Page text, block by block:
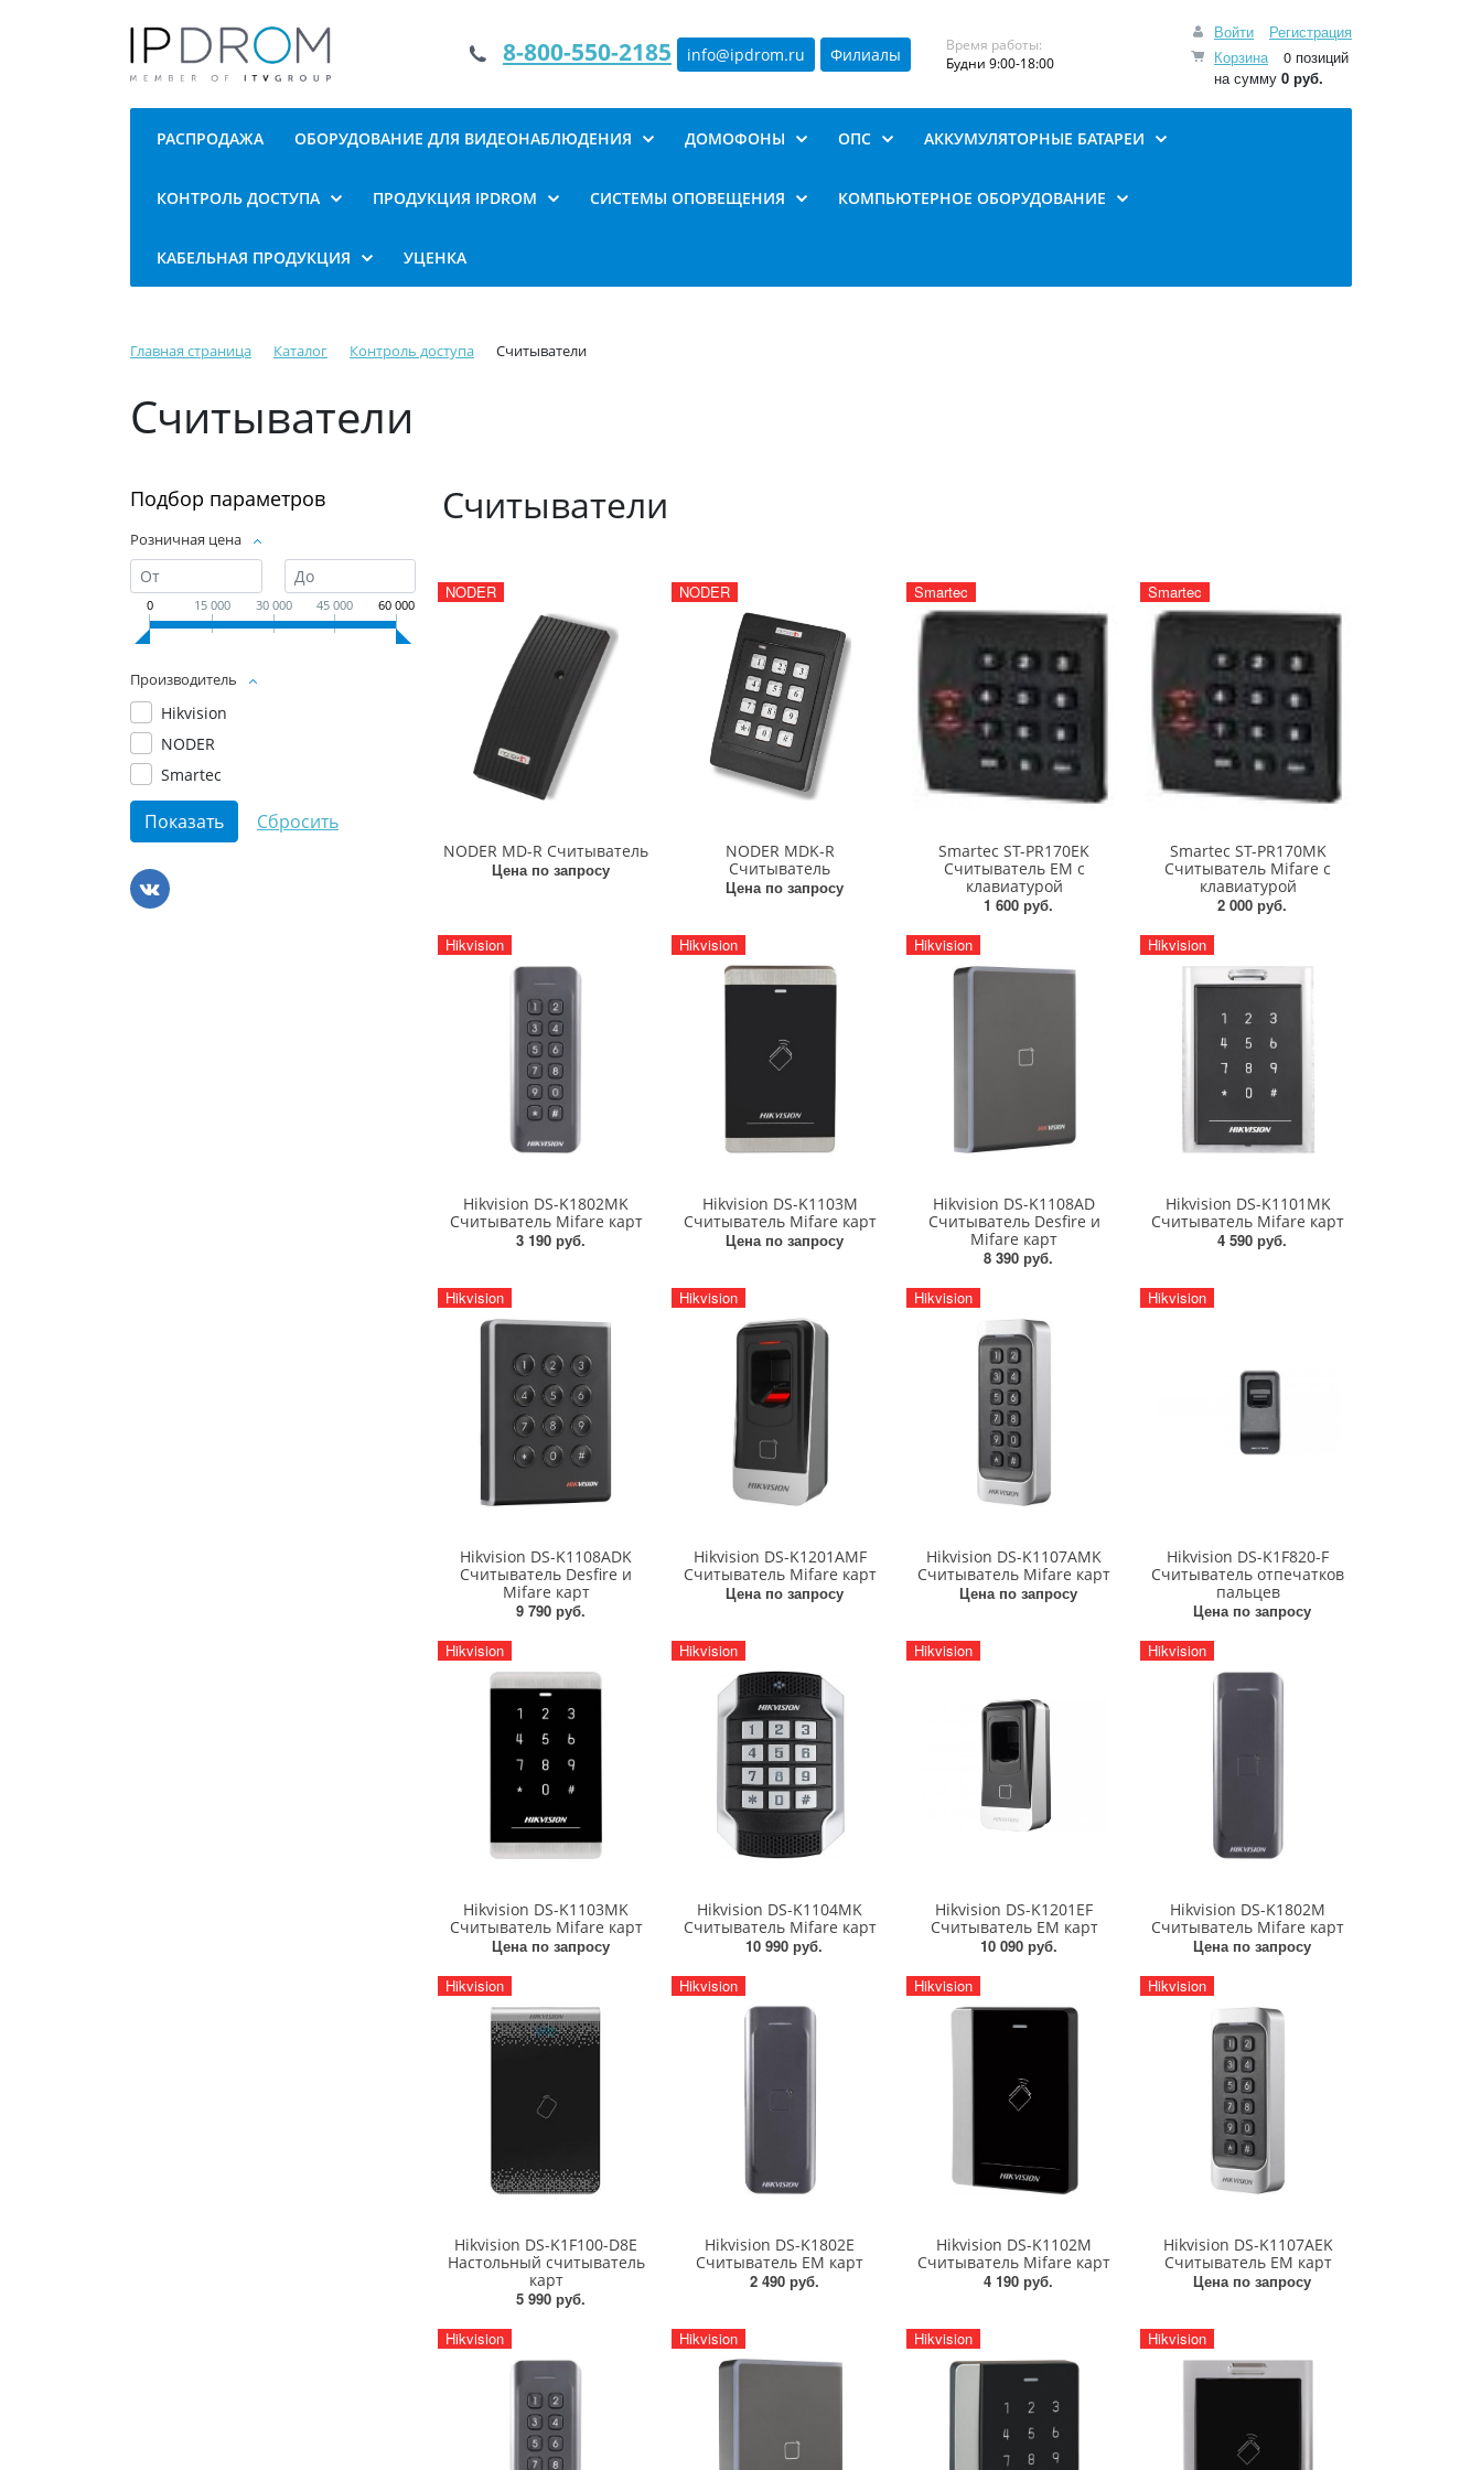
Войти
Регистрация
Корзина
0 позиций
на сумму 0 руб.
8-800-550-2185 info@ipdrom.ru Филиалы
Время работы:
Будни 9:00-18:00
РАСПРОДАЖА ОБОРУДОВАНИЕ ДЛЯ ВИДЕОНАБЛЮДЕНИЯ ДОМОФОНЫ ОПС АККУМУЛЯТОРНЫЕ БАТАРЕИ
КОНТРОЛЬ ДОСТУПА ПРОДУКЦИЯ IPDROM СИСТЕМЫ ОПОВЕЩЕНИЯ КОМПЬЮТЕРНОЕ ОБОРУДОВАНИЕ
КАБЕЛЬНАЯ ПРОДУКЦИЯ УЦЕНКА
Главная страница Каталог Контроль доступа Считыватели
Считыватели
Подбор параметров
Розничная цена
0 15 000 30 000 45 000 60 000
Производитель
Hikvision
NODER
Smartec
Считыватели
NODER
NODER MD-R Считыватель
Цена по запросу
NODER
NODER MDK-R
Считыватель
Цена по запросу
Smartec
Smartec ST-PR170EK
Считыватель EM с
клавиатурой
1 600 руб.
Smartec
Smartec ST-PR170MK
Считыватель Mifare с
клавиатурой
2 000 руб.
Hikvision
Hikvision DS-K1802MK
Считыватель Mifare карт
3 190 руб.
Hikvision
Hikvision DS-K1103M
Считыватель Mifare карт
Цена по запросу
Hikvision
Hikvision DS-K1108AD
Считыватель Desfire и
Mifare карт
8 390 руб.
Hikvision
Hikvision DS-K1101MK
Считыватель Mifare карт
4 590 руб.
Hikvision
Hikvision DS-K1108ADK
Считыватель Desfire и
Mifare карт
9 790 руб.
Hikvision
Hikvision DS-K1201AMF
Считыватель Mifare карт
Цена по запросу
Hikvision
Hikvision DS-K1107AMK
Считыватель Mifare карт
Цена по запросу
Hikvision
Hikvision DS-K1F820-F
Считыватель отпечатков
пальцев
Цена по запросу
Hikvision
Hikvision DS-K1103MK
Считыватель Mifare карт
Цена по запросу
Hikvision
Hikvision DS-K1104MK
Считыватель Mifare карт
10 990 руб.
Hikvision
Hikvision DS-K1201EF
Считыватель EM карт
10 090 руб.
Hikvision
Hikvision DS-K1802M
Считыватель Mifare карт
Цена по запросу
Hikvision
Hikvision DS-K1F100-D8E
Настольный считыватель
карт
5 990 руб.
Hikvision
Hikvision DS-K1802E
Считыватель EM карт
2 490 руб.
Hikvision
Hikvision DS-K1102M
Считыватель Mifare карт
4 190 руб.
Hikvision
Hikvision DS-K1107AEK
Считыватель EM карт
Цена по запросу
Hikvision Hikvision Hikvision Hikvision